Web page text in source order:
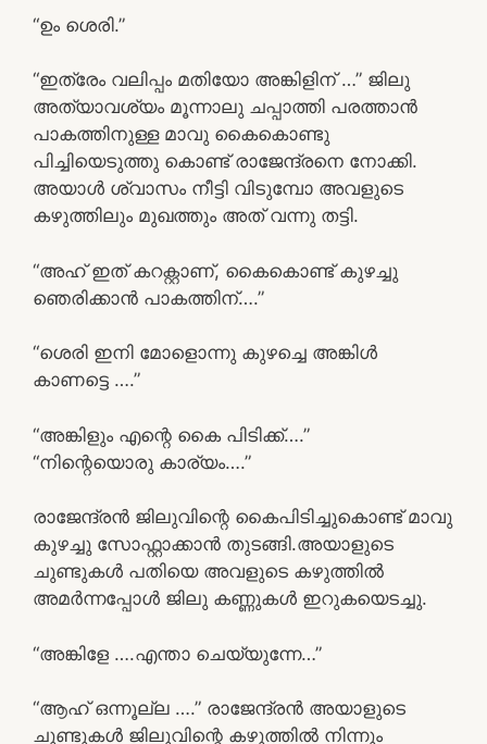
“ഉം ശെരി.”
“ഇത്രേം വലിപ്പം മതിയോ അങ്കിളിന് …” ജിലു
അത്യാവശ്യം മൂന്നാലു ചപ്പാത്തി പരത്താൻ
പാകത്തിനുള്ള മാവു കൈകൊണ്ടു
പിച്ചിയെടുത്തു കൊണ്ട് രാജേന്ദ്രനെ നോക്കി.
അയാൾ ശ്വാസം നീട്ടി വിടുമ്പോ അവളുടെ
കഴുത്തിലും മുഖത്തും അത് വന്നു തട്ടി.
“അഹ് ഇത് കറക്റ്റാണ്, കൈകൊണ്ട് കുഴച്ചു
ഞെരിക്കാൻ പാകത്തിന്….”
“ശെരി ഇനി മോളൊന്നു കുഴച്ചെ അങ്കിൾ
കാണട്ടെ ….”
“അങ്കിളും എന്റെ കൈ പിടിക്ക്….”
“നിന്റെയൊരു കാര്യം….”
രാജേന്ദ്രൻ ജിലുവിന്റെ കൈപിടിച്ചുകൊണ്ട് മാവു
കുഴച്ചു സോഫ്റ്റാക്കാൻ തുടങ്ങി.അയാളുടെ
ചുണ്ടുകൾ പതിയെ അവളുടെ കഴുത്തിൽ
അമർന്നപ്പോൾ ജിലു കണ്ണുകൾ ഇറുകയെടച്ചു.
“അങ്കിളേ ….എന്താ ചെയ്യുന്നേ…”
“ആഹ് ഒന്നൂല്ല ….” രാജേന്ദ്രൻ അയാളുടെ
ചുണ്ടുകൾ ജിലുവിന്റെ കഴുത്തിൽ നിന്നും